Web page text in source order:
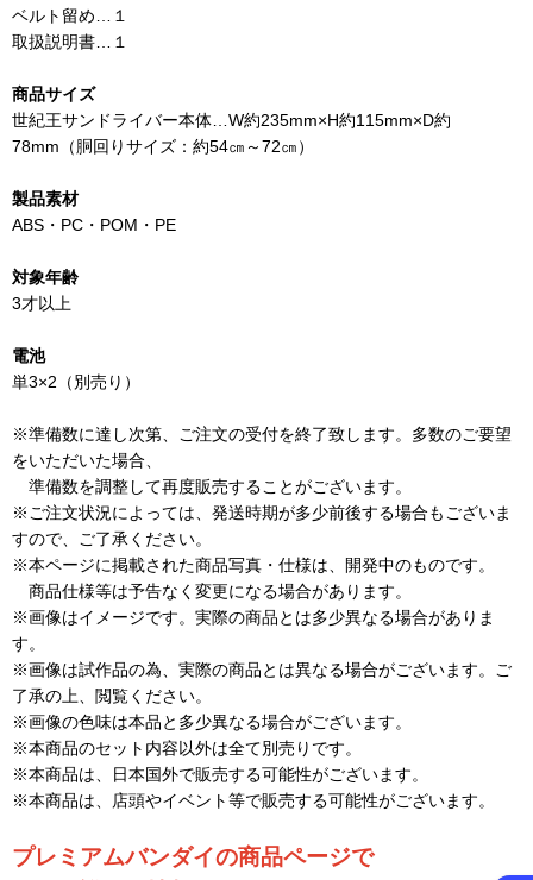
ベルト留め…１
取扱説明書…１
商品サイズ
世紀王サンドライバー本体…W約235mm×H約115mm×D約
78mm（胴回りサイズ：約54㎝～72㎝）
製品素材
ABS・PC・POM・PE
対象年齢
3才以上
電池
単3×2（別売り）
※準備数に達し次第、ご注文の受付を終了致します。多数のご要望
をいただいた場合、
準備数を調整して再度販売することがございます。
※ご注文状況によっては、発送時期が多少前後する場合もございま
すので、ご了承ください。
※本ページに掲載された商品写真・仕様は、開発中のものです。
商品仕様等は予告なく変更になる場合があります。
※画像はイメージです。実際の商品とは多少異なる場合がありま
す。
※画像は試作品の為、実際の商品とは異なる場合がございます。ご
了承の上、閲覧ください。
※画像の色味は本品と多少異なる場合がございます。
※本商品のセット内容以外は全て別売りです。
※本商品は、日本国外で販売する可能性がございます。
※本商品は、店頭やイベント等で販売する可能性がございます。
プレミアムバンダイの商品ページで